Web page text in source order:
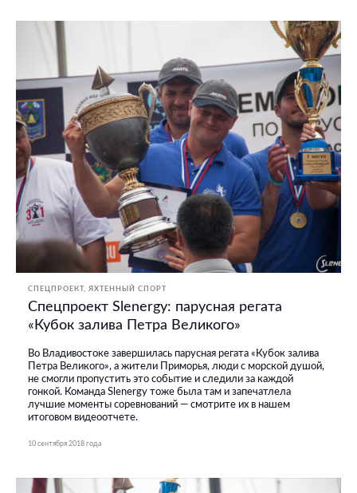
СПЕЦПРОЕКТ ЯХТЕННЫЙ СПОРТ
Спецпроект Slenergy: парусная регата
«Кубок залива Петра Великого»
Во Владивостоке завершилась парусная регата «Кубок залива
Петра Великого», а жители Приморья, люди с морской душой,
не смогли пропустить это событие и следили за каждой
гонкой. Команда Slenergy тоже была там и запечатлела
лучшие моменты соревнований — смотрите их в нашем
итоговом видеоотчете.
10 сентября 2018 года